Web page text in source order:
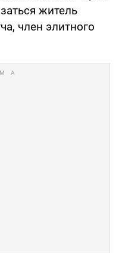
житель
член элитного